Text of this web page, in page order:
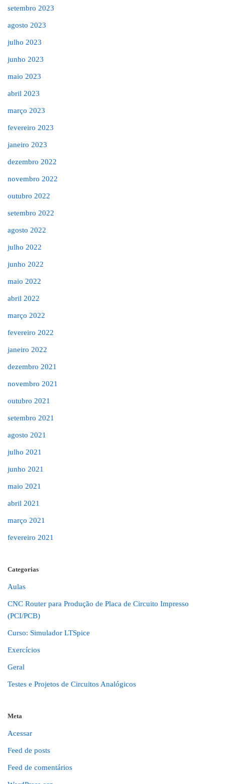
setembro 2023
agosto 2023
julho 2023
junho 2023
maio 2023
abril 2023
março 2023
fevereiro 2023
janeiro 2023
dezembro 2022
novembro 2022
outubro 2022
setembro 2022
agosto 2022
julho 2022
junho 2022
maio 2022
abril 2022
março 2022
fevereiro 2022
janeiro 2022
dezembro 2021
novembro 2021
outubro 2021
setembro 2021
agosto 2021
julho 2021
junho 2021
maio 2021
abril 2021
março 2021
fevereiro 2021
Categorias
Aulas
CNC Router para Produção de Placa de Circuito Impresso
(PCI/PCB)
Curso: Simulador LTSpice
Exercícios
Geral
Testes e Projetos de Circuitos Analógicos
Meta
Acessar
Feed de posts
Feed de comentários